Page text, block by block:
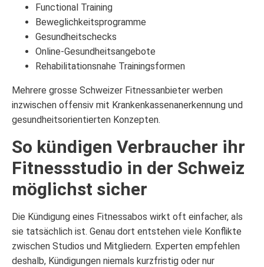
Functional Training
Beweglichkeitsprogramme
Gesundheitschecks
Online-Gesundheitsangebote
Rehabilitationsnahe Trainingsformen
Mehrere grosse Schweizer Fitnessanbieter werben
inzwischen offensiv mit Krankenkassenanerkennung und
gesundheitsorientierten Konzepten.
So kündigen Verbraucher ihr
Fitnessstudio in der Schweiz
möglichst sicher
Die Kündigung eines Fitnessabos wirkt oft einfacher, als
sie tatsächlich ist. Genau dort entstehen viele Konflikte
zwischen Studios und Mitgliedern. Experten empfehlen
deshalb, Kündigungen niemals kurzfristig oder nur